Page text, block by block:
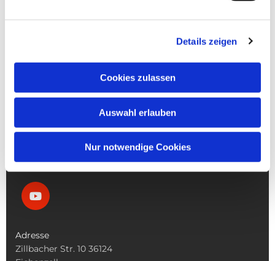
Details zeigen
Cookies zulassen
Auswahl erlauben
Nur notwendige Cookies
Die Pfarrgemeinde
Die Bücherei
Was Tun Wenn
Adresse
Zillbacher Str. 10 36124